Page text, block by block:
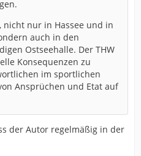
nicht nur in Hassee und in
auch in den
Ostseehalle. Der THW
Konsequenzen zu
im sportlichen
Ansprüchen und Etat auf
der Autor regelmäßig in der